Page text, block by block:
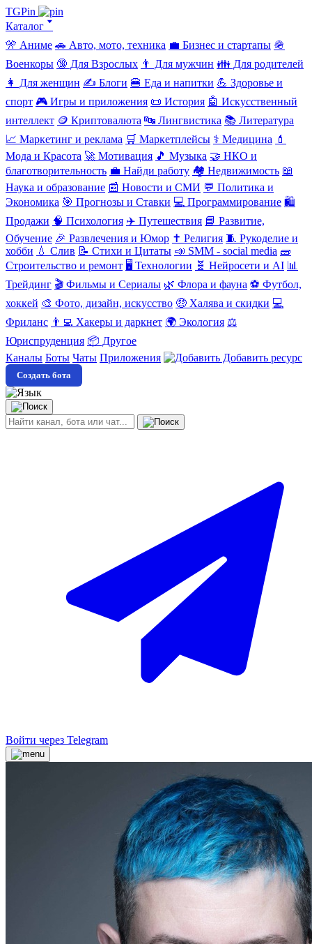
TGPin
Каталог 🢓
🎌 Аниме 🚗 Авто, мото, техника 💼 Бизнес и стартапы 🪖
Военкоры 🔞 Для Взрослых 👨 Для мужчин 👪 Для родителей
👩 Для женщин ✍️ Блоги 🍔 Еда и напитки 💪 Здоровье и
спорт 🎮 Игры и приложения 📜 История 🤖 Искусственный
интеллект 🪙 Криптовалюта 🔤 Лингвистика 📚 Литература
📈 Маркетинг и реклама 🛒 Маркетплейсы ⚕️ Медицина 💄
Мода и Красота 🚀 Мотивация 🎵 Музыка 🤝 НКО и
благотворительность 💼 Найди работу 🏘️ Недвижимость 📖
Наука и образование 📰 Новости и СМИ 💬 Политика и
Экономика 🎯 Прогнозы и Ставки 💻 Программирование 🛍️
Продажи 🧠 Психология ✈️ Путешествия 📘 Развитие,
Обучение 🎉 Развлечения и Юмор ✝️ Религия 🧵 Рукоделие и
хобби 💧 Слив 📝 Стихи и Цитаты 📣 SMM - social media 🧱
Строительство и ремонт 🖥️ Технологии 🧬 Нейросети и AI 📊
Трейдинг 🎬 Фильмы и Сериалы 🌿 Флора и фауна ⚽ Футбол,
хоккей 🎨 Фото, дизайн, искусство 🤑 Халява и скидки 💻
Фриланс 👨‍💻 Хакеры и даркнет 🌍 Экология ⚖️
Юриспруденция 📦 Другое
Каналы Боты Чаты Приложения Добавить ресурс
Создать бота
Войти через Telegram